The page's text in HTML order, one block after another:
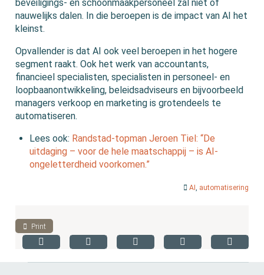
beveiligings- en schoonmaakpersoneel zal niet of
nauwelijks dalen. In die beroepen is de impact van AI het
kleinst.
Opvallender is dat AI ook veel beroepen in het hogere
segment raakt. Ook het werk van accountants,
financieel specialisten, specialisten in personeel- en
loopbaanontwikkeling, beleidsadviseurs en bijvoorbeeld
managers verkoop en marketing is grotendeels te
automatiseren.
Lees ook: Randstad-topman Jeroen Tiel: “De
uitdaging – voor de hele maatschappij – is AI-
ongeletterdheid voorkomen.”
AI , automatisering
Print